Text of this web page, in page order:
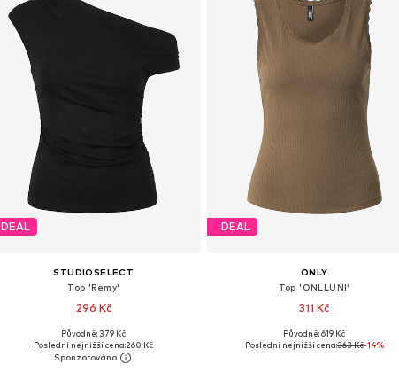
DEAL
STUDIOSELECT
Top 'Remy'
296 Kč
Dostupné velikosti: S, M, L
Přidat do košíku
Původně: 379 Kč
Poslední nejnižší cena:260 Kč
DEAL
ONLY
Top 'ONLLUNI'
311 Kč
+1
Dostupné velikosti: XS, S, M, L, XL
Původně: 619 Kč
Poslední nejnižší cena:363 Kč-14%